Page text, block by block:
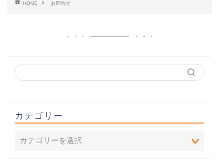
HOME お問合せ
カテゴリー